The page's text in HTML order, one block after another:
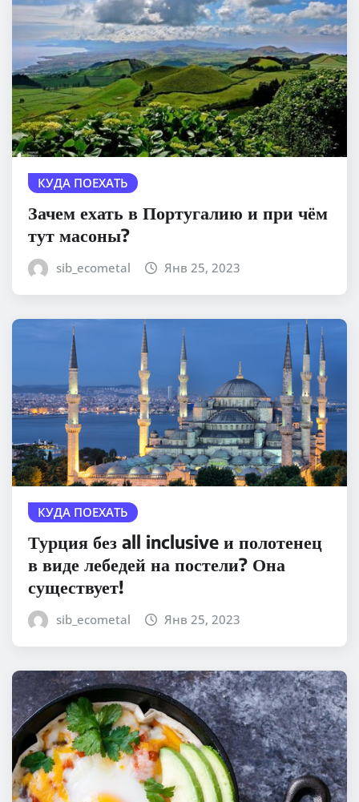
КУДА ПОЕХАТЬ
Зачем ехать в Португалию и при чём
тут масоны?
sib_ecometal Янв 25, 2023
КУДА ПОЕХАТЬ
Турция без all inclusive и полотенец
в виде лебедей на постели? Она
существует!
sib_ecometal Янв 25, 2023